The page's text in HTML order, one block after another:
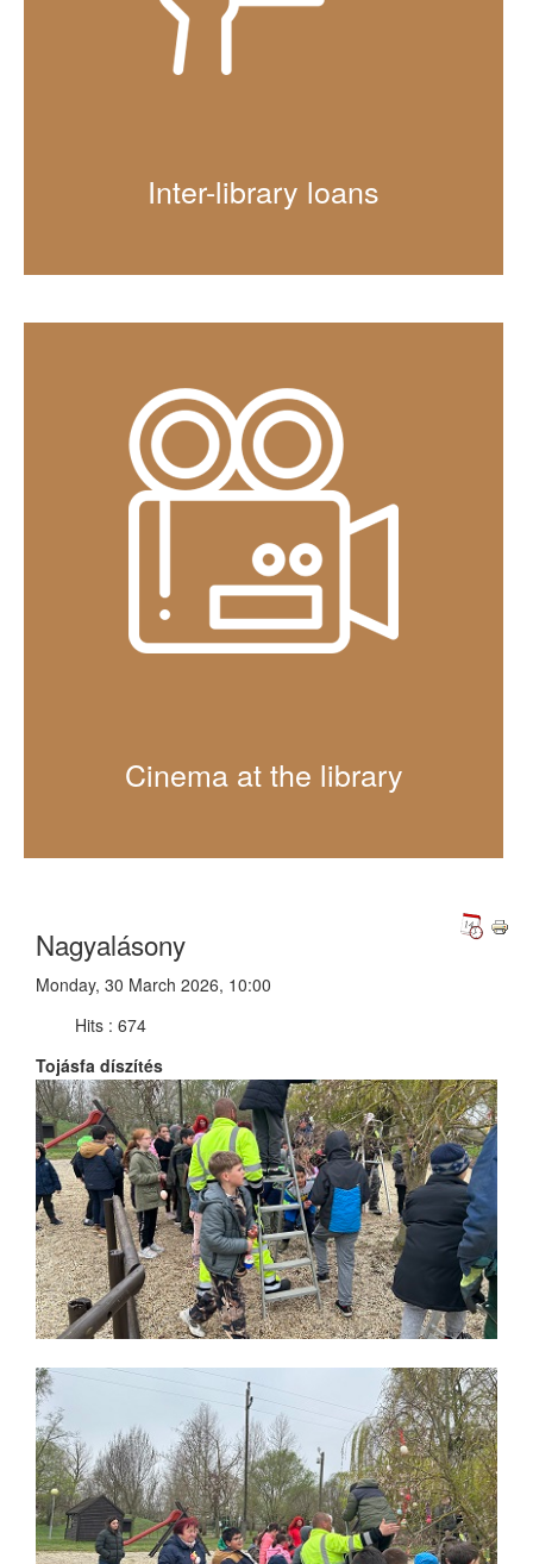
Inter-library loans
Cinema at the library
Nagyalásony
Monday, 30 March 2026, 10:00
Hits : 674
Tojásfa díszítés